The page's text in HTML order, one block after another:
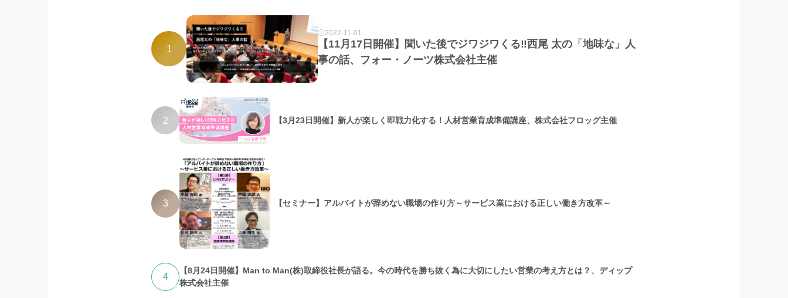
1
2022-11-01
【11月17日開催】聞いた後でジワジワくる‼西尾 太の「地味な」人
事の話、フォー・ノーツ株式会社主催
2 【3月23日開催】新人が楽しく即戦力化する！人材営業育成準備講座、株式会社フロッグ主催
3 【セミナー】アルバイトが辞めない職場の作り方～サービス業における正しい働き方改革～
4
【8月24日開催】Man to Man(株)取締役社長が語る。今の時代を勝ち抜く為に大切にしたい営業の考え方とは？、ディップ
株式会社主催